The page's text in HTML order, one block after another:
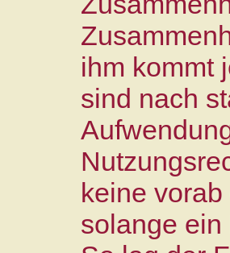
ihm kommt
sind nach
keine
solange